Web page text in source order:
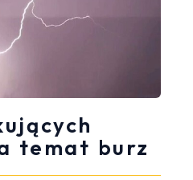
temat burz